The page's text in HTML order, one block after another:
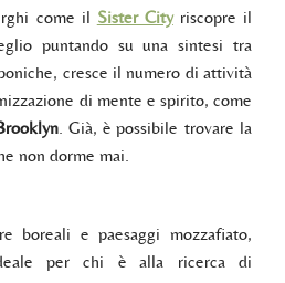
come il Sister Cityriscopre il
puntando su una sintesi tra
cresce il numero di attività
di mente e spirito, come
. Già, è possibile trovare la
non dorme mai.
boreali e paesaggi mozzafiato,
per chi è alla ricerca di